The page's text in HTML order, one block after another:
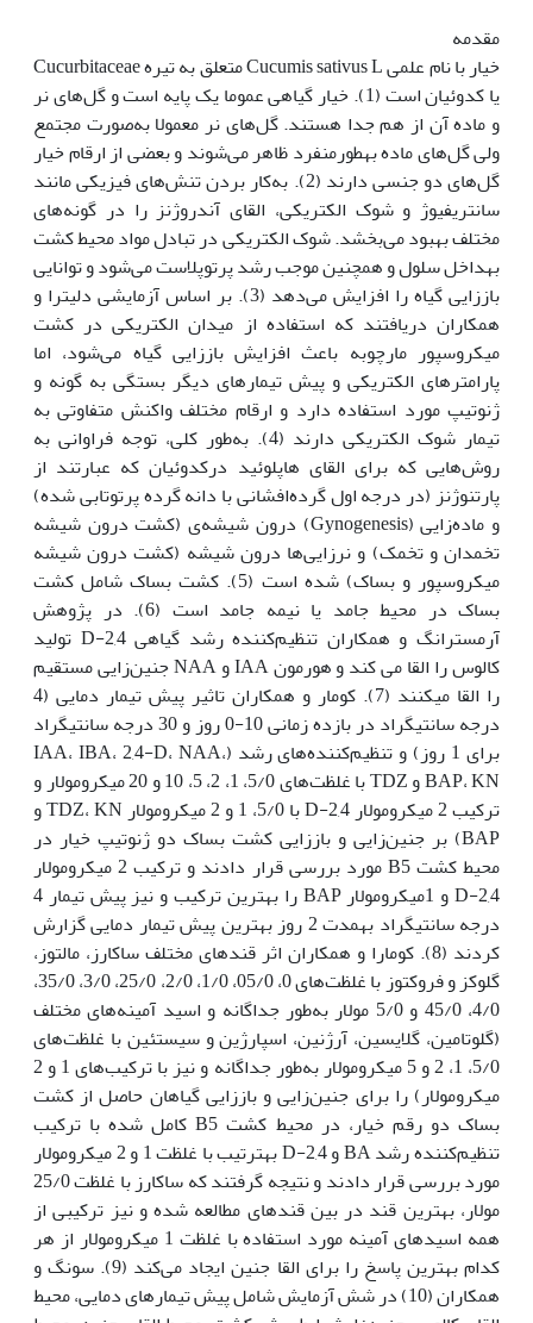
مقدمه
خیار با نام علمی Cucumis sativus L متعلق به تیره Cucurbitaceae
یا کدوئیان است (1). خیار گیاهی عموما یک پایه است و گل‌های نر
و ماده آن از هم جدا هستند. گل‌های نر معمولا به‌صورت مجتمع
ولی گل‌های ماده به‫طورمنفرد ظاهر می‌شوند و بعضی از ارقام خیار
گل‌های دو جنسی دارند (2). به‌کار بردن تنش‌های فیزیکی مانند
سانتریفیوژ و شوک الکتریکی، القای آندروژنز را در گونه‌های
مختلف بهبود می‌بخشد. شوک الکتریکی در تبادل مواد محیط کشت
به‫داخل سلول و همچنین موجب رشد پرتوپلاست می‌شود و توانایی
باززایی گیاه را افزایش می‌دهد (3). بر اساس آزمایشی‌ دلیترا و
همکاران دریافتند که استفاده از میدان الکتریکی در کشت
میکروسپور مارچوبه باعث افزایش باززایی گیاه می‌شود، اما
پارامترهای الکتریکی و پیش تیمارهای دیگر بستگی به گونه و
ژنوتیپ مورد استفاده دارد و ارقام مختلف واکنش متفاوتی به
تیمار شوک الکتریکی دارند (4). به‌طور کلی، توجه فراوانی به
روش‌هایی که برای القای هاپلوئید درکدوئیان که عبارتند از
پارتنوژنز (در درجه اول گرده‌افشانی با دانه گرده پرتوتابی شده)
و ماده‌زایی (Gynogenesis) درون شیشه‌ی (کشت درون شیشه
تخمدان و تخمک) و نرزایی‌ها درون شیشه (کشت درون شیشه‌
میکروسپور و بساک‌) شده است (5). کشت بساک شامل کشت
بساک در محیط جامد یا نیمه جامد است (6). در پژوهش
آرمسترانگ و همکاران تنظیم‌کننده رشد گیاهی 2,4-D تولید
کالوس را القا می کند و هورمون IAA و NAA جنین‌زایی مستقیم
را القا می‫کنند (7). کومار و همکاران تاثیر پیش تیمار دمایی (4
درجه سانتی‫گراد در بازده زمانی 10-0 روز و 30 درجه سانتی‫گراد
برای 1 روز) و تنظیم‌کننده‌های رشد (IAA، IBA، 2,4-D، NAA،
BAP، KN و TDZ با غلظت‌های 5/0، 1، 2، 5، 10 و 20 میکرومولار و
ترکیب 2 میکرومولار 2,4-D با 5/0، 1 و 2 میکرومولار TDZ، KN و
BAP) بر جنین‌زایی و باززایی کشت بساک دو ژنوتیپ خیار در
محیط کشت B5 مورد بررسی قرار دادند و ترکیب 2 میکرومولار
2,4-D و 1میکرومولار BAP را بهترین ترکیب و نیز پیش تیمار 4
درجه سانتی‫گراد به‫مدت 2 روز بهترین پیش تیمار دمایی گزارش
کردند (8). کومارا و همکاران اثر قندهای مختلف ساکارز، مالتوز،
گلوکز و فروکتوز با غلظت‌های 0، 05/0، 1/0، 2/0، 25/0، 3/0، 35/0،
4/0، 45/0 و 5/0 مولار به‌طور جداگانه و اسید آمینه‌های مختلف
(گلوتامین، گلایسین، آرژنین، اسپارژین و سیستئین با غلظت‌های
5/0، 1، 2 و 5 میکرومولار به‌طور جداگانه و نیز با ترکیب‌های 1 و 2
میکرومولار) را برای جنین‌زایی و باززایی گیاهان حاصل از کشت
بساک دو رقم خیار، در محیط کشت B5 کامل شده با ترکیب
تنظیم‌کننده رشد BA و 2,4-D به‫ترتیب با غلظت 1 و 2 میکرومولار
مورد بررسی قرار دادند و نتیجه گرفتند که ساکارز با غلظت 25/0
مولار، بهترین قند در بین قندهای مطالعه شده و نیز ترکیبی از
همه اسیدهای آمینه مورد استفاده با غلظت 1 میکرومولار از هر
کدام بهترین پاسخ را برای القا جنین ایجاد می‌کند (9). سونگ و
همکاران (10) در شش آزمایش شامل پیش تیمارهای دمایی، محیط